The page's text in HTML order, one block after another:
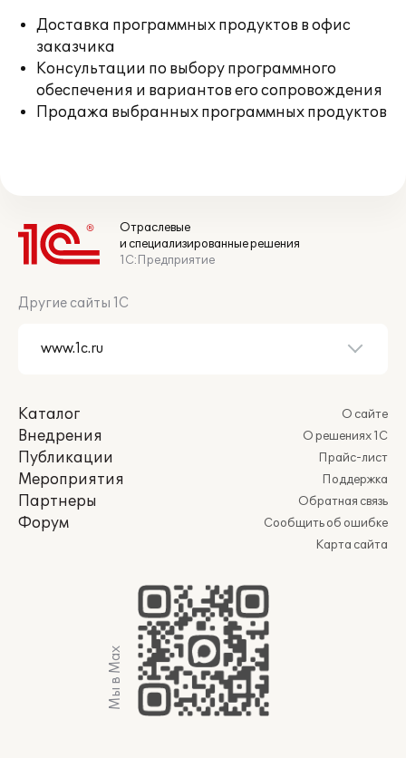
Доставка программных продуктов в офис
заказчика
Консультации по выбору программного
обеспечения и вариантов его сопровождения
Продажа выбранных программных продуктов
Отраслевые
и специализированные решения
1С:Предприятие
Другие сайты 1С
Каталог
Внедрения
Публикации
Мероприятия
Партнеры
Форум
О сайте
О решениях 1С
Прайс-лист
Поддержка
Обратная связь
Сообщить об ошибке
Карта сайта
Мы в Max